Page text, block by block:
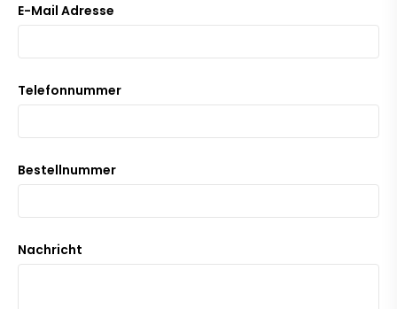
E-Mail Adresse
Telefonnummer
Bestellnummer
Nachricht